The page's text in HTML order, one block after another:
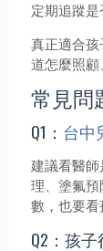
定期追蹤是
真正適合
道怎麼照顧
常見問
Q1： 台中
建議看醫
理、塗氟
數，也要看
Q2：孩